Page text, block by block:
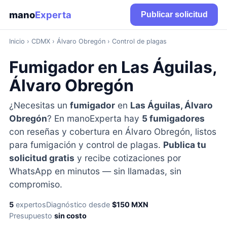
manoExperta Publicar solicitud
Inicio › CDMX› Álvaro Obregón › Control de plagas
Fumigador en Las Águilas,
Álvaro Obregón
¿Necesitas un fumigadoren Las Águilas, Álvaro
Obregón? En manoExperta hay 5 fumigadores
con reseñas y cobertura en Álvaro Obregón, listos
para fumigación y control de plagas. Publica tu
solicitud gratis y recibe cotizaciones por
WhatsApp en minutos — sin llamadas, sin
compromiso.
5expertosDiagnóstico desde $150 MXN
Presupuesto sin costo